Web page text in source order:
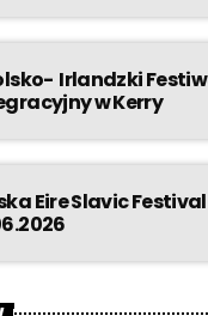
Irlandzki
w Kerry
Eire Slavic